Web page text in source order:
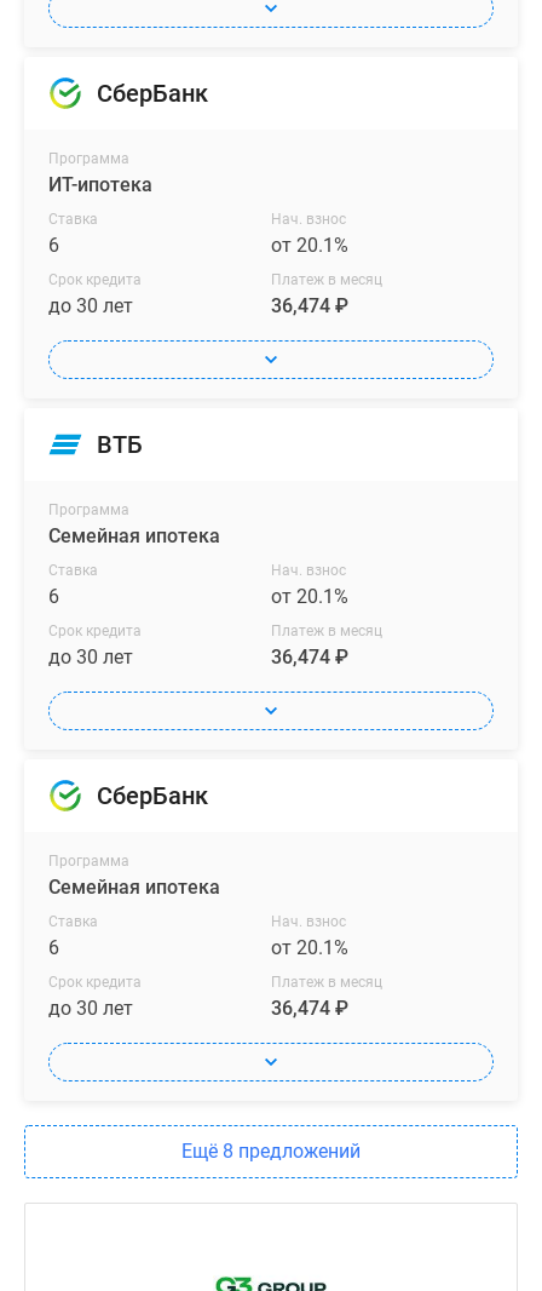
СберБанк
Программа
ИТ-ипотека
Ставка
6
Нач. взнос
от 20.1%
Срок кредита
до 30 лет
Платеж в месяц
36,474 ₽
ВТБ
Программа
Семейная ипотека
Ставка
6
Нач. взнос
от 20.1%
Срок кредита
до 30 лет
Платеж в месяц
36,474 ₽
СберБанк
Программа
Семейная ипотека
Ставка
6
Нач. взнос
от 20.1%
Срок кредита
до 30 лет
Платеж в месяц
36,474 ₽
Ещё 8 предложений